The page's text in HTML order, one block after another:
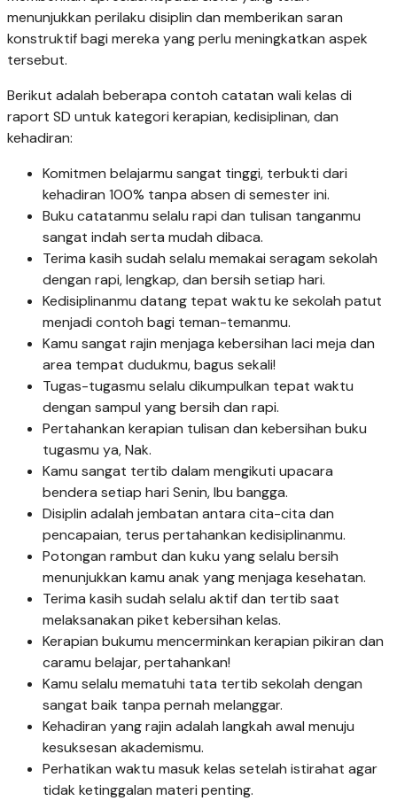
menunjukkan perilaku disiplin dan memberikan saran
konstruktif bagi mereka yang perlu meningkatkan aspek
tersebut.
Berikut adalah beberapa contoh catatan wali kelas di
raport SD untuk kategori kerapian, kedisiplinan, dan
kehadiran:
Komitmen belajarmu sangat tinggi, terbukti dari
kehadiran 100% tanpa absen di semester ini.
Buku catatanmu selalu rapi dan tulisan tanganmu
sangat indah serta mudah dibaca.
Terima kasih sudah selalu memakai seragam sekolah
dengan rapi, lengkap, dan bersih setiap hari.
Kedisiplinanmu datang tepat waktu ke sekolah patut
menjadi contoh bagi teman-temanmu.
Kamu sangat rajin menjaga kebersihan laci meja dan
area tempat dudukmu, bagus sekali!
Tugas-tugasmu selalu dikumpulkan tepat waktu
dengan sampul yang bersih dan rapi.
Pertahankan kerapian tulisan dan kebersihan buku
tugasmu ya, Nak.
Kamu sangat tertib dalam mengikuti upacara
bendera setiap hari Senin, Ibu bangga.
Disiplin adalah jembatan antara cita-cita dan
pencapaian, terus pertahankan kedisiplinanmu.
Potongan rambut dan kuku yang selalu bersih
menunjukkan kamu anak yang menjaga kesehatan.
Terima kasih sudah selalu aktif dan tertib saat
melaksanakan piket kebersihan kelas.
Kerapian bukumu mencerminkan kerapian pikiran dan
caramu belajar, pertahankan!
Kamu selalu mematuhi tata tertib sekolah dengan
sangat baik tanpa pernah melanggar.
Kehadiran yang rajin adalah langkah awal menuju
kesuksesan akademismu.
Perhatikan waktu masuk kelas setelah istirahat agar
tidak ketinggalan materi penting.